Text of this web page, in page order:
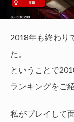
2018年も終わり
た。
ということで
ランキングをご紹
私がプレイして